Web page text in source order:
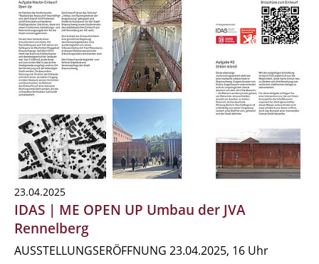
23.04.2025
IDAS | ME OPEN UP Umbau der JVA
Rennelberg
AUSSTELLUNGSERÖFFNUNG 23.04.2025, 16 Uhr